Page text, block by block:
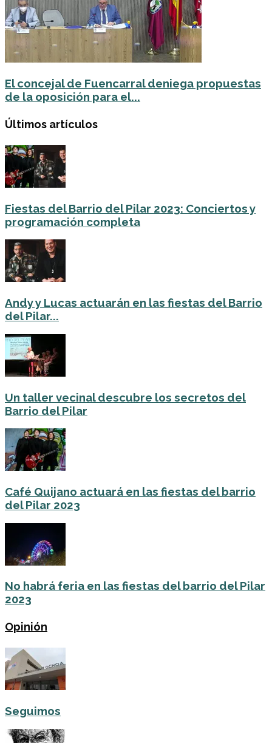
El concejal de Fuencarral deniega propuestas
de la oposición para el...
Últimos artículos
Fiestas del Barrio del Pilar 2023: Conciertos y
programación completa
Andy y Lucas actuarán en las fiestas del Barrio
del Pilar...
Un taller vecinal descubre los secretos del
Barrio del Pilar
Café Quijano actuará en las fiestas del barrio
del Pilar 2023
No habrá feria en las fiestas del barrio del Pilar
2023
Opinión
Seguimos